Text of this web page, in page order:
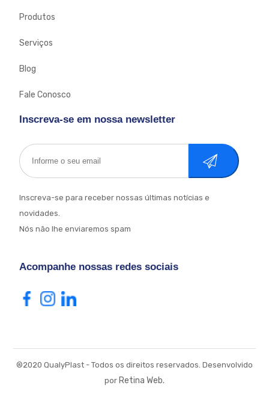
Produtos
Serviços
Blog
Fale Conosco
Inscreva-se em nossa newsletter
Cadastrar
Inscreva-se para receber nossas últimas notícias e
novidades.
Nós não lhe enviaremos spam
Acompanhe nossas redes sociais
®2020 QualyPlast - Todos os direitos reservados. Desenvolvido
por Retina Web.